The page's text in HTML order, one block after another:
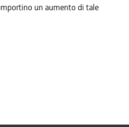
un aumento di tale